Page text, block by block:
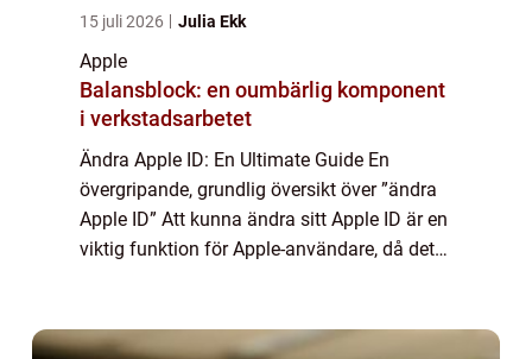
15 juli 2026 Julia Ekk
Apple
Balansblock: en oumbärlig komponent
i verkstadsarbetet
Ändra Apple ID: En Ultimate Guide En
övergripande, grundlig översikt över ”ändra
Apple ID” Att kunna ändra sitt Apple ID är en
viktig funktion för Apple-användare, då det